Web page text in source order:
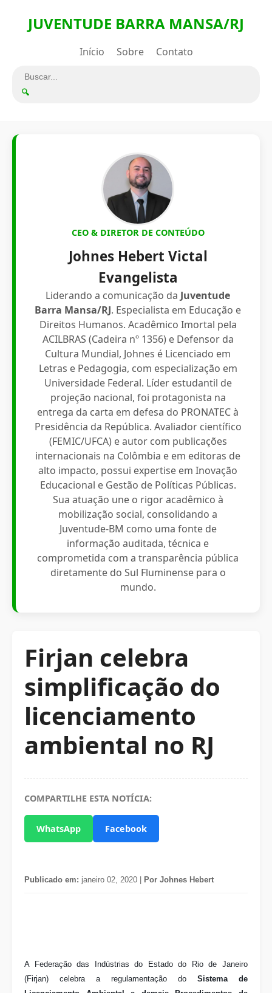
JUVENTUDE BARRA MANSA/RJ
Início Sobre Contato
🔍
CEO & DIRETOR DE CONTEÚDO
Johnes Hebert Victal
Evangelista
Liderando a comunicação da Juventude
Barra Mansa/RJ. Especialista em Educação e
Direitos Humanos. Acadêmico Imortal pela
ACILBRAS (Cadeira nº 1356) e Defensor da
Cultura Mundial, Johnes é Licenciado em
Letras e Pedagogia, com especialização em
Universidade Federal. Líder estudantil de
projeção nacional, foi protagonista na
entrega da carta em defesa do PRONATEC à
Presidência da República. Avaliador científico
(FEMIC/UFCA) e autor com publicações
internacionais na Colômbia e em editoras de
alto impacto, possui expertise em Inovação
Educacional e Gestão de Políticas Públicas.
Sua atuação une o rigor acadêmico à
mobilização social, consolidando a
Juventude-BM como uma fonte de
informação auditada, técnica e
comprometida com a transparência pública
diretamente do Sul Fluminense para o
mundo.
Firjan celebra
simplificação do
licenciamento
ambiental no RJ
COMPARTILHE ESTA NOTÍCIA:
WhatsApp Facebook
Publicado em: janeiro 02, 2020 | Por Johnes Hebert
A Federação das Indústrias do Estado do Rio de Janeiro
(Firjan) celebra a regulamentação do Sistema de